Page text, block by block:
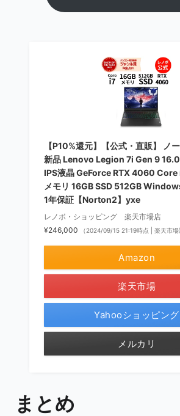
【P10%還元】【公式・直販】 ノ
新品 Lenovo Legion 7i Gen 9
IPS液晶 GeForce RTX 4060
メモリ 16GB SSD 512GB
1年保証【Norton2】yxe
レノボ・ショッピング 楽天市場店
¥246,000
（2024/09/15 21:19時点 | 楽天市場
Amazon
楽天市場
Yahooショッピング
メルカリ
まとめ